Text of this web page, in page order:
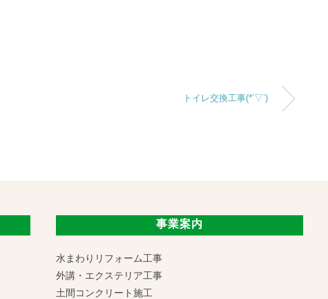
トイレ交換工事(*’▽’)
事業案内
水まわりリフォーム工事
外講・エクステリア工事
土間コンクリート施工